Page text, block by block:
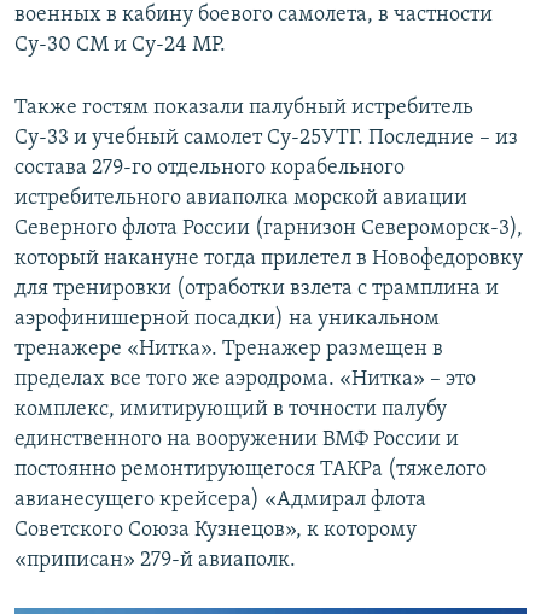
военных в кабину боевого самолета, в частности
Су-30 СМ и Су-24 МР.
Также гостям показали палубный истребитель
Су-33 и учебный самолет Су-25УТГ. Последние – из
состава 279-го отдельного корабельного
истребительного авиаполка морской авиации
Северного флота России (гарнизон Североморск-3),
который накануне тогда прилетел в Новофедоровку
для тренировки (отработки взлета с трамплина и
аэрофинишерной посадки) на уникальном
тренажере «Нитка». Тренажер размещен в
пределах все того же аэродрома. «Нитка» – это
комплекс, имитирующий в точности палубу
единственного на вооружении ВМФ России и
постоянно ремонтирующегося ТАКРа (тяжелого
авианесущего крейсера) «Адмирал флота
Советского Союза Кузнецов», к которому
«приписан» 279-й авиаполк.